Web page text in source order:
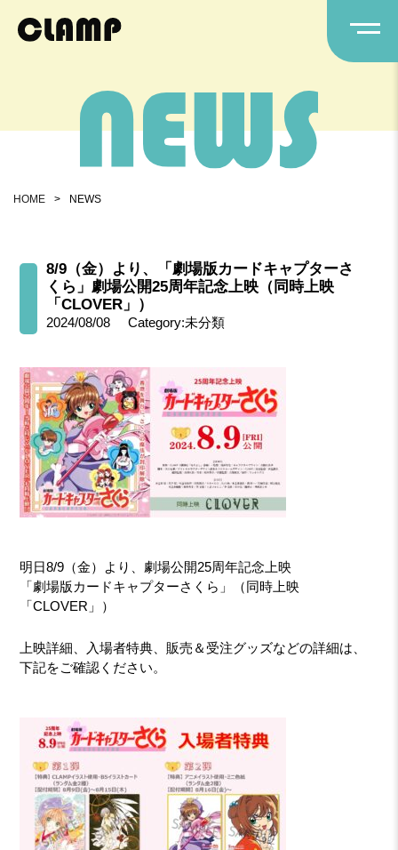
HOME > NEWS
8/9（金）より、「劇場版カードキャプターさ
くら」劇場公開25周年記念上映（同時上映
「CLOVER」）
2024/08/08 Category:未分類
明日8/9（金）より、劇場公開25周年記念上映
「劇場版カードキャプターさくら」（同時上映
「CLOVER」）
上映詳細、入場者特典、販売＆受注グッズなどの詳細は、
下記をご確認ください。